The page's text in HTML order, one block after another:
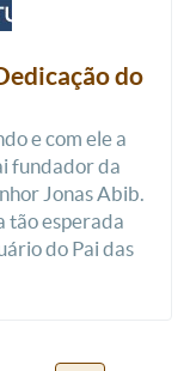
do
e com ele a
fundador da
Jonas Abib.
tão esperada
do Pai das